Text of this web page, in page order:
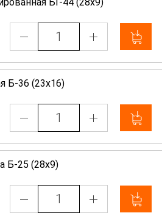
Б-36 (23х16)
Б-25 (28х9)